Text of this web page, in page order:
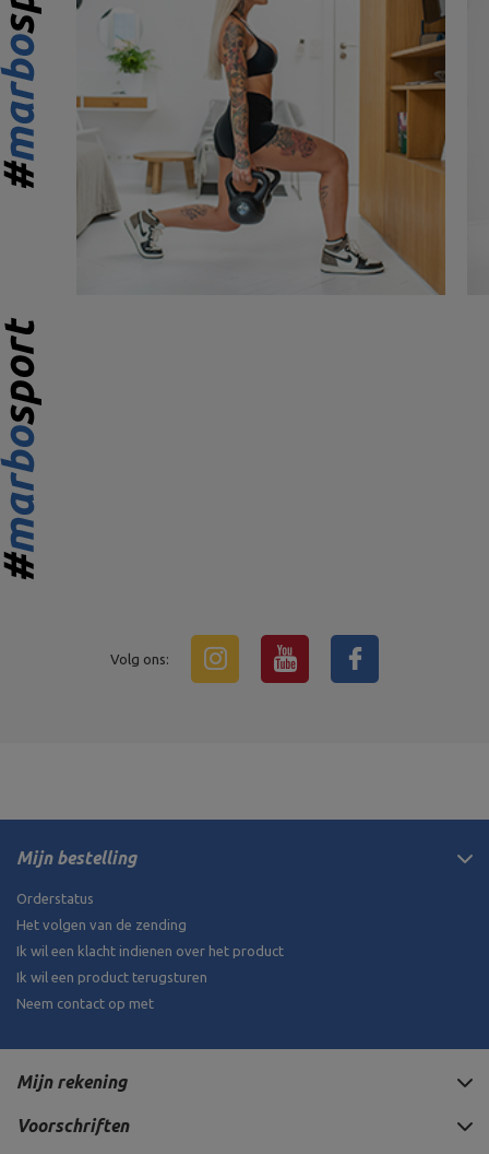
Volg ons:
Mijn bestelling
Orderstatus
Het volgen van de zending
Ik wil een klacht indienen over het product
Ik wil een product terugsturen
Neem contact op met
Mijn rekening
Voorschriften